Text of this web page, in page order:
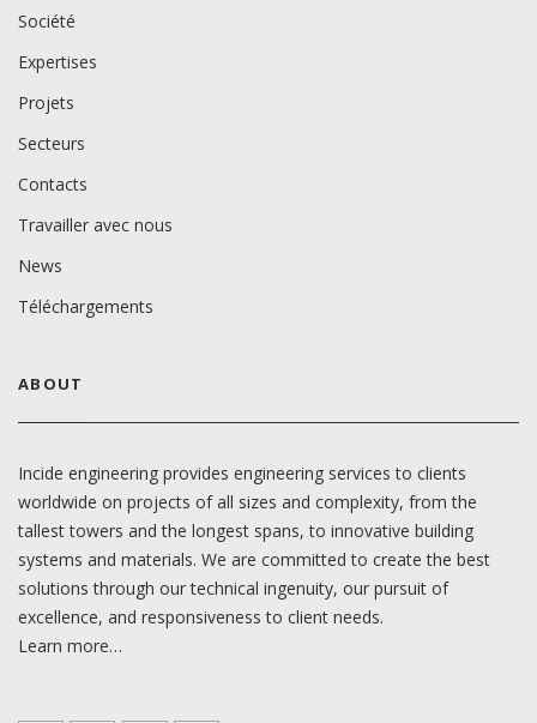
Société
Expertises
Projets
Secteurs
Contacts
Travailler avec nous
News
Téléchargements
ABOUT
Incide engineering provides engineering services to clients
worldwide on projects of all sizes and complexity, from the
tallest towers and the longest spans, to innovative building
systems and materials. We are committed to create the best
solutions through our technical ingenuity, our pursuit of
excellence, and responsiveness to client needs.
Learn more…